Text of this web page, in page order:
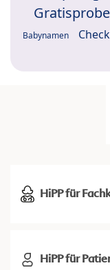
Babynamen
HiPP für
HiPP für